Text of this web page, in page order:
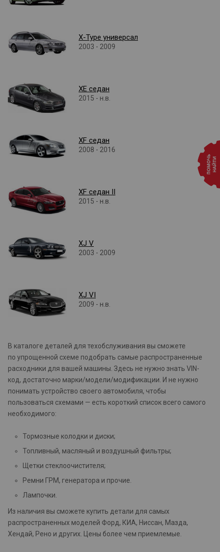
X-Type универсал
2003 - 2009
XE седан
2015 - н.в.
XF седан
2008 - 2016
XF седан II
2015 - н.в.
XJ V
2003 - 2009
XJ VI
2009 - н.в.
В каталоге деталей для техобслуживания вы сможете
по упрощенной схеме подобрать самые распространенные
расходники для вашей машины. Здесь не нужно знать VIN-
код, достаточно марки/модели/модификации. И не нужно
понимать устройство своего автомобиля, чтобы
пользоваться схемами — есть короткий список всего самого
необходимого:
Тормозные колодки и диски;
Топливный, масляный и воздушный фильтры;
Щетки стеклоочистителя;
Ремни ГРМ, генератора и прочие.
Лампочки.
Из наличия вы сможете купить детали для самых
распространенных моделей Форд, КИА, Ниссан, Мазда,
Хендай, Рено и других. Цены более чем приемлемые.